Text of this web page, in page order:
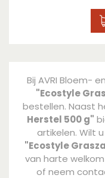
Bij AVRI Bloem-
"Ecostyle
bestellen. Naast
Herstel 500 g"
artikelen. Wilt
"Ecostyle
van harte
of neem